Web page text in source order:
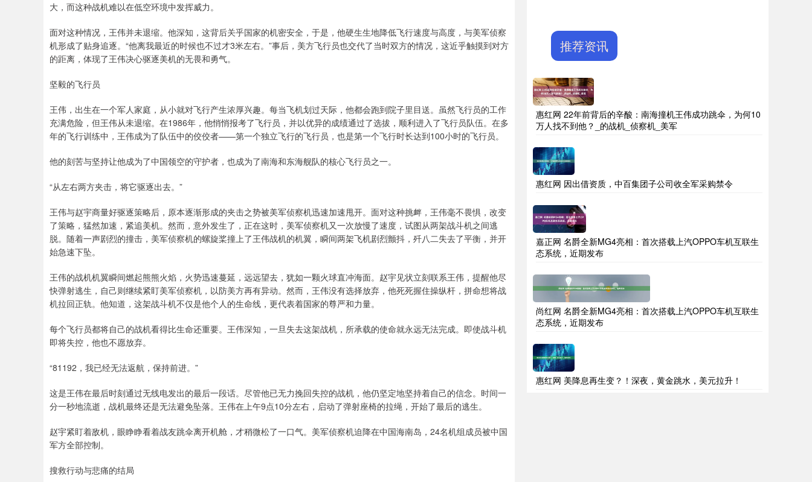
大，而这种战机难以在低空环境中发挥威力。
面对这种情况，王伟并未退缩。他深知，这背后关乎国家的机密安全，于是，他硬生生地降低飞行速度与高度，与美军侦察
机形成了贴身追逐。“他离我最近的时候也不过才3米左右。”事后，美方飞行员也交代了当时双方的情况，这近乎触摸到对方
的距离，体现了王伟决心驱逐美机的无畏和勇气。
坚毅的飞行员
王伟，出生在一个军人家庭，从小就对飞行产生浓厚兴趣。每当飞机划过天际，他都会跑到院子里目送。虽然飞行员的工作
充满危险，但王伟从未退缩。在1986年，他悄悄报考了飞行员，并以优异的成绩通过了选拔，顺利进入了飞行员队伍。在多
年的飞行训练中，王伟成为了队伍中的佼佼者——第一个独立飞行的飞行员，也是第一个飞行时长达到100小时的飞行员。
他的刻苦与坚持让他成为了中国领空的守护者，也成为了南海和东海舰队的核心飞行员之一。
“从左右两方夹击，将它驱逐出去。”
王伟与赵宇商量好驱逐策略后，原本逐渐形成的夹击之势被美军侦察机迅速加速甩开。面对这种挑衅，王伟毫不畏惧，改变
了策略，猛然加速，紧追美机。然而，意外发生了，正在这时，美军侦察机又一次放慢了速度，试图从两架战斗机之间逃
脱。随着一声剧烈的撞击，美军侦察机的螺旋桨撞上了王伟战机的机翼，瞬间两架飞机剧烈颤抖，歼八二失去了平衡，并开
始急速下坠。
王伟的战机机翼瞬间燃起熊熊火焰，火势迅速蔓延，远远望去，犹如一颗火球直冲海面。赵宇见状立刻联系王伟，提醒他尽
快弹射逃生，自己则继续紧盯美军侦察机，以防美方再有异动。然而，王伟没有选择放弃，他死死握住操纵杆，拼命想将战
机拉回正轨。他知道，这架战斗机不仅是他个人的生命线，更代表着国家的尊严和力量。
每个飞行员都将自己的战机看得比生命还重要。王伟深知，一旦失去这架战机，所承载的使命就永远无法完成。即使战斗机
即将失控，他也不愿放弃。
“81192，我已经无法返航，保持前进。”
这是王伟在最后时刻通过无线电发出的最后一段话。尽管他已无力挽回失控的战机，他仍坚定地坚持着自己的信念。时间一
分一秒地流逝，战机最终还是无法避免坠落。王伟在上午9点10分左右，启动了弹射座椅的拉绳，开始了最后的逃生。
赵宇紧盯着敌机，眼睁睁看着战友跳伞离开机舱，才稍微松了一口气。美军侦察机迫降在中国海南岛，24名机组成员被中国
军方全部控制。
搜救行动与悲痛的结局
推荐资讯
惠红网 22年前背后的辛酸：南海撞机王伟成功跳伞，为何10
万人找不到他？_的战机_侦察机_美军
惠红网 因出借资质，中百集团子公司收全军采购禁令
嘉正网 名爵全新MG4亮相：首次搭载上汽OPPO车机互联生
态系统，近期发布
尚红网 名爵全新MG4亮相：首次搭载上汽OPPO车机互联生
态系统，近期发布
惠红网 美降息再生变？！深夜，黄金跳水，美元拉升！